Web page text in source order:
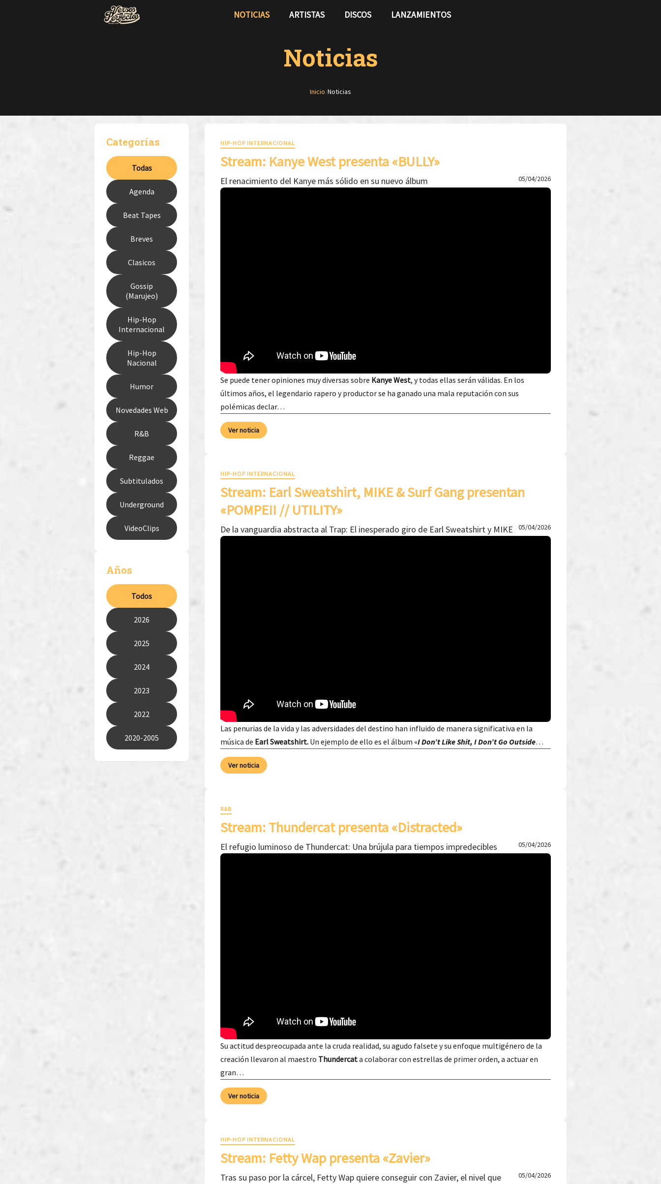
NOTICIAS ARTISTAS DISCOS LANZAMIENTOS
Noticias
Inicio/Noticias
Categorías
Todas
Agenda
Beat Tapes
Breves
Clasicos
Gossip
(Marujeo)
Hip-Hop
Internacional
Hip-Hop
Nacional
Humor
Novedades Web
R&B
Reggae
Subtitulados
Underground
VideoClips
Años
Todos
2026
2025
2024
2023
2022
2020-2005
HIP-HOP INTERNACIONAL
Stream: Kanye West presenta «BULLY»
El renacimiento del Kanye más sólido en su nuevo álbum 05/04/2026
Se puede tener opiniones muy diversas sobre Kanye West, y todas ellas serán válidas. En los
últimos años, el legendario rapero y productor se ha ganado una mala reputación con sus
polémicas declar…
Ver noticia
HIP-HOP INTERNACIONAL
Stream: Earl Sweatshirt, MIKE & Surf Gang presentan
«POMPEII // UTILITY»
De la vanguardia abstracta al Trap: El inesperado giro de Earl Sweatshirt y MIKE 05/04/2026
Las penurias de la vida y las adversidades del destino han influido de manera significativa en la
música de Earl Sweatshirt. Un ejemplo de ello es el álbum «I Don’t Like Shit, I Don’t Go Outside…
Ver noticia
R&B
Stream: Thundercat presenta «Distracted»
El refugio luminoso de Thundercat: Una brújula para tiempos impredecibles 05/04/2026
Su actitud despreocupada ante la cruda realidad, su agudo falsete y su enfoque multigénero de la
creación llevaron al maestro Thundercata colaborar con estrellas de primer orden, a actuar en
gran…
Ver noticia
HIP-HOP INTERNACIONAL
Stream: Fetty Wap presenta «Zavier»
Tras su paso por la cárcel, Fetty Wap quiere conseguir con Zavier, el nivel que
05/04/2026